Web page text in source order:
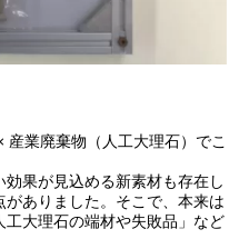
産業廃棄物（人工大理石）でこ
果が見込める新素材も存在し
ありました。そこで、本来は
大理石の端材や失敗品」など